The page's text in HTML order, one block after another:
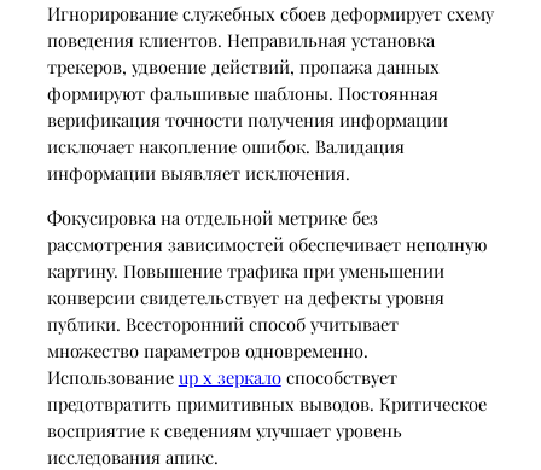
Игнорирование служебных сбоев деформирует схему
поведения клиентов. Неправильная установка
трекеров, удвоение действий, пропажа данных
формируют фальшивые шаблоны. Постоянная
верификация точности получения информации
исключает накопление ошибок. Валидация
информации выявляет исключения.
Фокусировка на отдельной метрике без
рассмотрения зависимостей обеспечивает неполную
картину. Повышение трафика при уменьшении
конверсии свидетельствует на дефекты уровня
публики. Всесторонний способ учитывает
множество параметров одновременно.
Использование up x зеркалоспособствует
предотвратить примитивных выводов. Критическое
восприятие к сведениям улучшает уровень
исследования апикс.